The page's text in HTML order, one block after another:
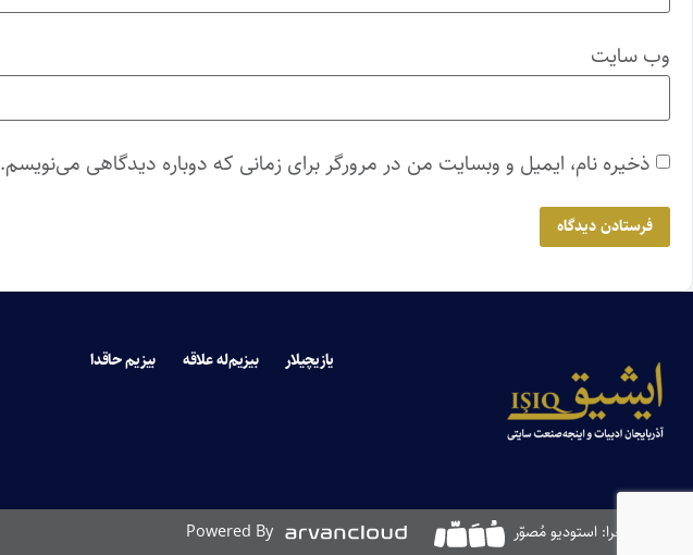
وب‌ سایت
ذخیره نام، ایمیل و وبسایت من در مرورگر برای زمانی که دوباره دیدگاهی می‌نویسم.
یازیچیلار بیزیم‌له علاقه بیزیم حاقدا
طراحی و اجرا: استودیو مُصوّر Powered By